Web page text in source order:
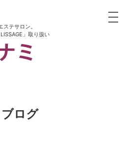
テサロン。
」取り扱い
ブログ